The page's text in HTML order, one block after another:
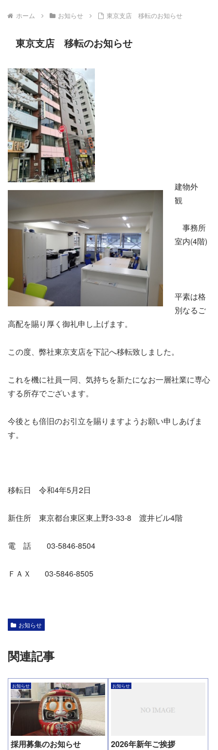
ホーム お知らせ 東京支店 移転のお知らせ
東京支店 移転のお知らせ
建物外
観
事務所
室内(4階)
平素は格
別なるご
高配を賜り厚く御礼申し上げます。
この度、弊社東京支店を下記へ移転致しました。
これを機に社員一同、気持ちを新たになお一層社業に専心
する所存でございます。
今後とも倍旧のお引立を賜りますようお願い申しあげま
す。
移転日 令和4年5月2日
新住所 東京都台東区東上野3-33-8 渡井ビル4階
電 話 03-5846-8504
ＦＡＸ 03-5846-8505
お知らせ
関連記事
お知らせ
採用募集のお知らせ
お知らせ
2026年新年ご挨拶